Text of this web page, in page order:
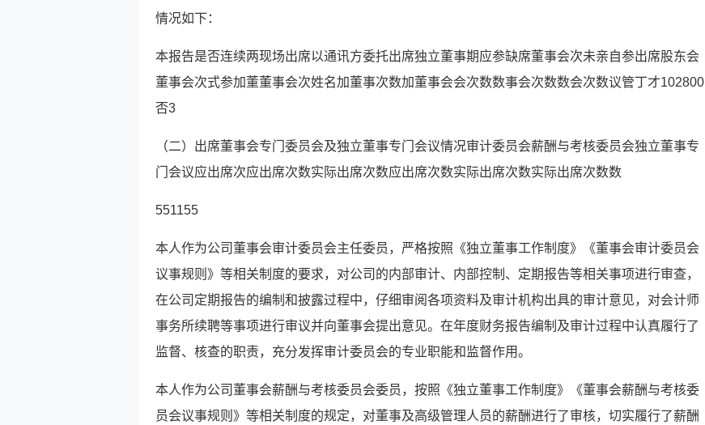
情况如下：
本报告是否连续两现场出席以通讯方委托出席独立董事期应参缺席董事会次未亲自参出席股东会
董事会次式参加董董事会次姓名加董事次数加董事会会次数数事会次数数会次数议管丁才102800
否3
（二）出席董事会专门委员会及独立董事专门会议情况审计委员会薪酬与考核委员会独立董事专
门会议应出席次应出席次数实际出席次数应出席次数实际出席次数实际出席次数数
551155
本人作为公司董事会审计委员会主任委员，严格按照《独立董事工作制度》《董事会审计委员会
议事规则》等相关制度的要求，对公司的内部审计、内部控制、定期报告等相关事项进行审查，
在公司定期报告的编制和披露过程中，仔细审阅各项资料及审计机构出具的审计意见，对会计师
事务所续聘等事项进行审议并向董事会提出意见。在年度财务报告编制及审计过程中认真履行了
监督、核查的职责，充分发挥审计委员会的专业职能和监督作用。
本人作为公司董事会薪酬与考核委员会委员，按照《独立董事工作制度》《董事会薪酬与考核委
员会议事规则》等相关制度的规定，对董事及高级管理人员的薪酬进行了审核，切实履行了薪酬